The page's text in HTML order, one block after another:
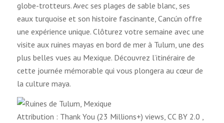
globe-trotteurs. Avec ses plages de sable blanc, ses
eaux turquoise et son histoire fascinante, Cancún offre
une expérience unique. Clôturez votre semaine avec une
visite aux ruines mayas en bord de mer à Tulum, une des
plus belles vues au Mexique. Découvrez l’itinéraire de
cette journée mémorable qui vous plongera au cœur de
la culture maya.
Attribution : Thank You (23 Millions+) views, CC BY 2.0